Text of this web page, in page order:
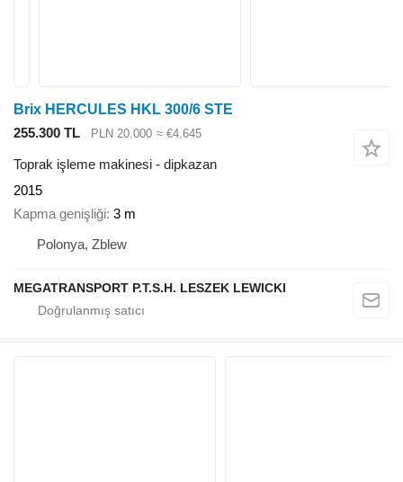
Brix HERCULES HKL 300/6 STE
255.300 TL
PLN 20.000 ≈ €4.645
Toprak işleme makinesi - dipkazan
2015
Kapma genişliği 3 m
Polonya, Zblew
MEGATRANSPORT P.T.S.H. LESZEK LEWICKI